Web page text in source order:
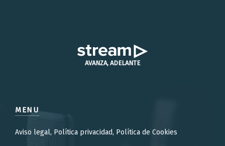
AVANZA, ADELANTE
MENU
Aviso legal, Política privacidad, Política de Cookies